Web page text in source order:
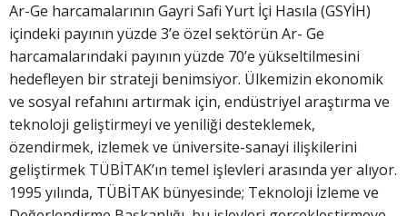
Ar-Ge harcamalarının Gayri Safi Yurt İçi Hasıla (GSYİH)
içindeki payının yüzde 3’e özel sektörün Ar- Ge
harcamalarındaki payının yüzde 70’e yükseltilmesini
hedefleyen bir strateji benimsiyor. Ülkemizin ekonomik
ve sosyal refahını artırmak için, endüstriyel araştırma ve
teknoloji geliştirmeyi ve yeniliği desteklemek,
özendirmek, izlemek ve üniversite-sanayi ilişkilerini
geliştirmek TÜBİTAK’ın temel işlevleri arasında yer alıyor.
1995 yılında, TÜBİTAK bünyesinde; Teknoloji İzleme ve